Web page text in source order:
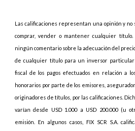
Las calificaciones representan una opinión y no
comprar, vender o mantener cualquier título.
ningún comentario sobre la adecuación del
de cualquier título para un inversor particular
fiscal de los pagos efectuados en relación a
honorarios por parte de los emisores,
originadores de títulos, por las calificaciones.
varían desde USD 1.000 a USD 200.000 (u
emisión. En algunos casos, FIX SCR S.A.